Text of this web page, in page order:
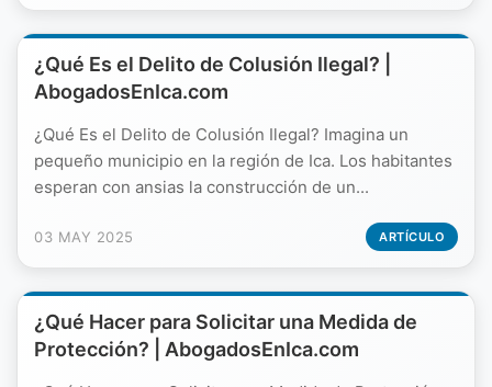
¿Qué Es el Delito de Colusión Ilegal? |
AbogadosEnIca.com
¿Qué Es el Delito de Colusión Ilegal? Imagina un
pequeño municipio en la región de Ica. Los habitantes
esperan con ansias la construcción de un...
03 MAY 2025 ARTÍCULO
¿Qué Hacer para Solicitar una Medida de
Protección? | AbogadosEnIca.com